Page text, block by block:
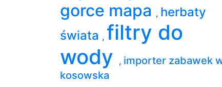
gorce mapa , herbaty
świata , filtry do
wody
, importer zabawek
kosowska